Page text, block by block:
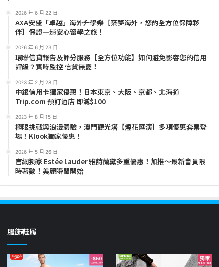
2026 年 6 月 22 日
AXA安盛「卓越」海外升學樂【築夢海外，您的全方位保障夥
伴】保證一趟安心留學之旅！
2026 年 6 月 23 日
環聯信貸報告及評分服務【全方位功能】如何避免影響您的信用
評級？實時監控 信貸無憂！
2023 年 2 月 28 日
中銀信用卡獨家優惠！日本東京、大阪、京都、北海道
Trip.com 預訂酒店 即減$100
2023 年 8 月 15 日
極限挑戰與浪漫體驗，澳門觀光塔【煙花匯演】多項優惠套票登
場！Klook獨家優惠！
2026 年 5 月 26 日
官網獨家 Estée Lauder 雅詩蘭黛多重優惠！加推～最新會員限
時著數！美麗瞬間開始
服飾鞋履